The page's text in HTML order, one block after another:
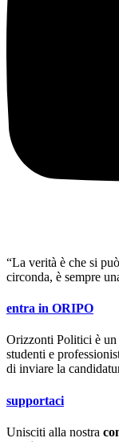
“La verità è che si
circonda, è sempre
entra in ORIPO
Orizzonti Politici è un
studenti e
di inviare la
supportaci
Unisciti alla nostra